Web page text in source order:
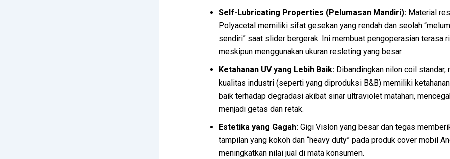
Self-Lubricating Properties (Pelumasan Mandiri): Material
Polyacetal memiliki sifat gesekan yang rendah dan seolah
sendiri” saat slider bergerak. Ini membuat pengoperasian terasa
meskipun menggunakan ukuran resleting yang besar.
Ketahanan UV yang Lebih Baik: Dibandingkan nilon coil
kualitas industri (seperti yang diproduksi B&B) memiliki
baik terhadap degradasi akibat sinar ultraviolet matahari,
menjadi getas dan retak.
Estetika yang Gagah: Gigi Vislon yang besar dan tegas
tampilan yang kokoh dan “heavy duty” pada produk cover mobil
meningkatkan nilai jual di mata konsumen.